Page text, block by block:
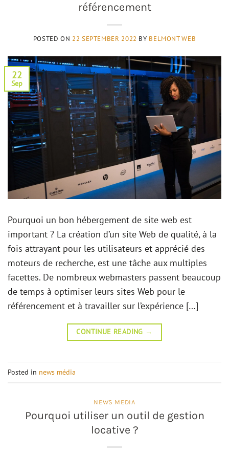
référencement
POSTED ON 22 SEPTEMBER 2022 BY BELMONT WEB
22
Sep
Pourquoi un bon hébergement de site web est
important ? La création d’un site Web de qualité, à la
fois attrayant pour les utilisateurs et apprécié des
moteurs de recherche, est une tâche aux multiples
facettes. De nombreux webmasters passent beaucoup
de temps à optimiser leurs sites Web pour le
référencement et à travailler sur l’expérience […]
CONTINUE READING →
Posted in news média
NEWS MEDIA
Pourquoi utiliser un outil de gestion
locative ?